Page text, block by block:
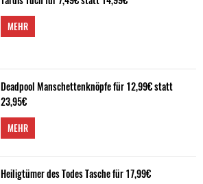
MEHR
Deadpool Manschettenknöpfe für 12,99€ statt
23,95€
MEHR
Heiligtümer des Todes Tasche für 17,99€